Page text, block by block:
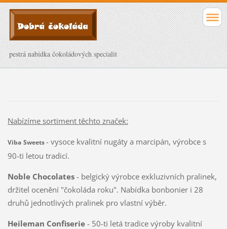
pestrá nabídka čokoládových specialit
Nabízíme sortiment těchto značek:
Viba Sweets- vysoce kvalitní nugáty a marcipán, výrobce s
90-ti letou tradicí.
Noble Chocolates- belgický výrobce exkluzivních pralinek,
držitel ocenění "čokoláda roku". Nabídka bonbonier i 28
druhů jednotlivých pralinek pro vlastní výběr.
Heileman Confiserie- 50-ti letá tradice výroby kvalitní